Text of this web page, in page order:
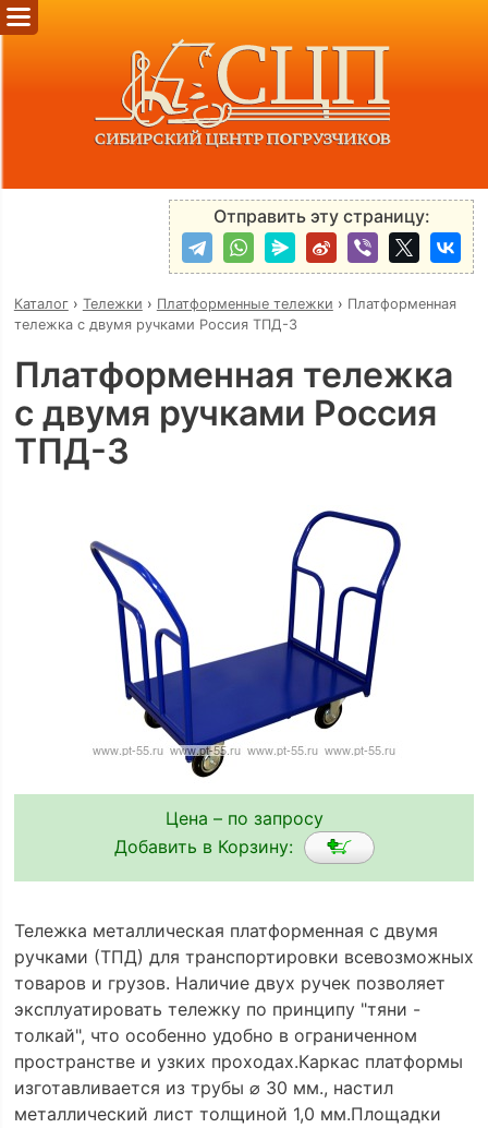
Отправить эту страницу:
Каталог› Тележки › Платформенные тележки › Платформенная
тележка с двумя ручками Россия ТПД-3
Платформенная тележка
с двумя ручками Россия
ТПД-3
Цена – по запросу
Добавить в Корзину:
Тележка металлическая платформенная с двумя
ручками (ТПД) для транспортировки всевозможных
товаров и грузов. Наличие двух ручек позволяет
эксплуатировать тележку по принципу "тяни -
толкай", что особенно удобно в ограниченном
пространстве и узких проходах.Каркас платформы
изготавливается из трубы ⌀ 30 мм., настил
металлический лист толщиной 1,0 мм.Площадки